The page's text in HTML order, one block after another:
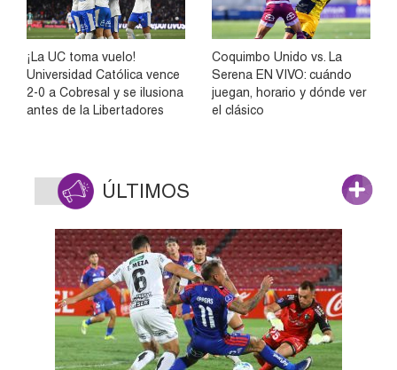
¡La UC toma vuelo!
Universidad Católica vence
2-0 a Cobresal y se ilusiona
antes de la Libertadores
Coquimbo Unido vs. La
Serena EN VIVO: cuándo
juegan, horario y dónde ver
el clásico
ÚLTIMOS